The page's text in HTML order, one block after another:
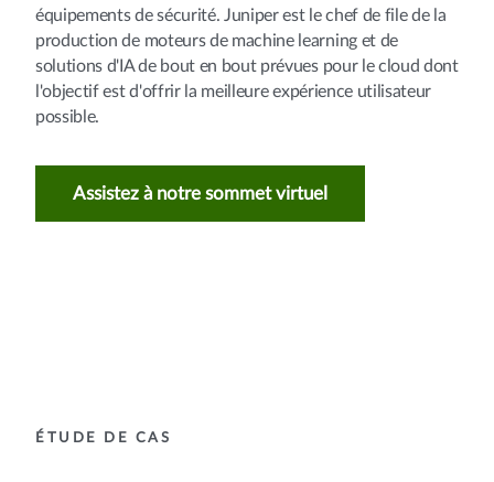
équipements de sécurité. Juniper est le chef de file de la
production de moteurs de machine learning et de
solutions d'IA de bout en bout prévues pour le cloud dont
l'objectif est d'offrir la meilleure expérience utilisateur
possible.
Assistez à notre sommet virtuel
ÉTUDE DE CAS